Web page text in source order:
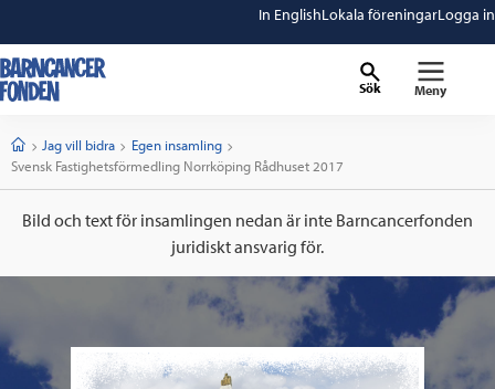
In EnglishLokala föreningarLogga in
Sök Meny
StartJag vill bidra
Egen insamling
Current:
Svensk Fastighetsförmedling Norrköping Rådhuset 2017
Bild och text för insamlingen nedan är inte Barncancerfonden
juridiskt ansvarig för.